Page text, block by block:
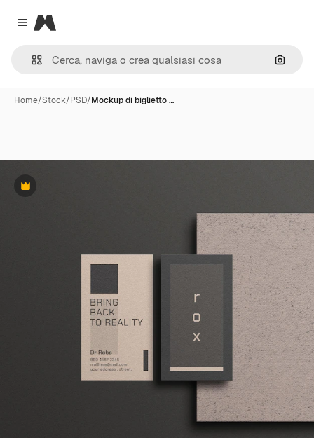
Close menu
Magnific
Cerca
Home/Stock/PSD/Mockup di biglietto …
Premium